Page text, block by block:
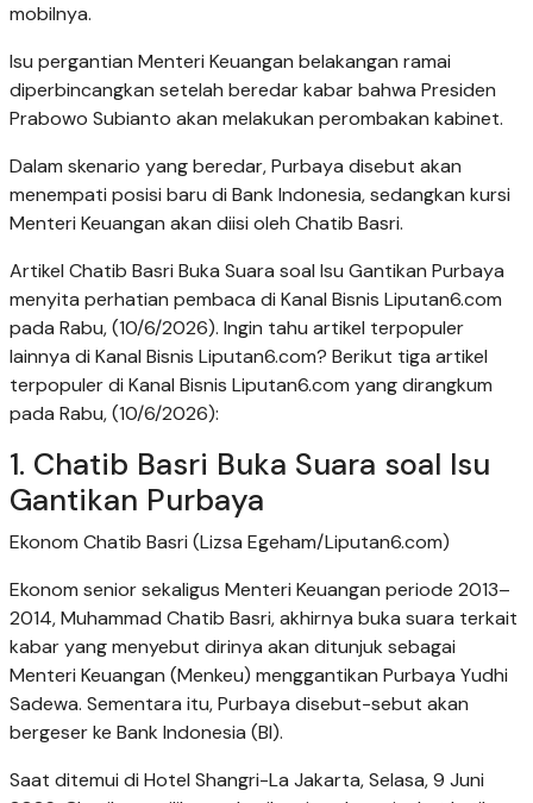
mobilnya.
Isu pergantian Menteri Keuangan belakangan ramai
diperbincangkan setelah beredar kabar bahwa Presiden
Prabowo Subianto akan melakukan perombakan kabinet.
Dalam skenario yang beredar, Purbaya disebut akan
menempati posisi baru di Bank Indonesia, sedangkan kursi
Menteri Keuangan akan diisi oleh Chatib Basri.
Artikel Chatib Basri Buka Suara soal Isu Gantikan Purbaya
menyita perhatian pembaca di Kanal Bisnis Liputan6.com
pada Rabu, (10/6/2026). Ingin tahu artikel terpopuler
lainnya di Kanal Bisnis Liputan6.com? Berikut tiga artikel
terpopuler di Kanal Bisnis Liputan6.com yang dirangkum
pada Rabu, (10/6/2026):
1. Chatib Basri Buka Suara soal Isu
Gantikan Purbaya
Ekonom Chatib Basri (Lizsa Egeham/Liputan6.com)
Ekonom senior sekaligus Menteri Keuangan periode 2013–
2014, Muhammad Chatib Basri, akhirnya buka suara terkait
kabar yang menyebut dirinya akan ditunjuk sebagai
Menteri Keuangan (Menkeu) menggantikan Purbaya Yudhi
Sadewa. Sementara itu, Purbaya disebut-sebut akan
bergeser ke Bank Indonesia (BI).
Saat ditemui di Hotel Shangri-La Jakarta, Selasa, 9 Juni